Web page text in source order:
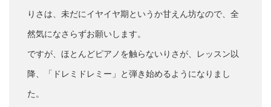
りさは、未だにイヤイヤ期というか甘えん坊なので、全
然気になさらずお願いします。
ですが、ほとんどピアノを触らないりさが、レッスン以
降、「ドレミドレミー」と弾き始めるようになりまし
た。